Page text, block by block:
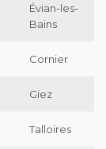
Évian-les-
Bains
Cornier
Giez
Talloires